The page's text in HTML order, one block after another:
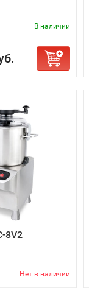
В наличии
8V2
Нет в наличии